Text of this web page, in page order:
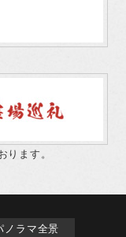
ます。
ノラマ全景